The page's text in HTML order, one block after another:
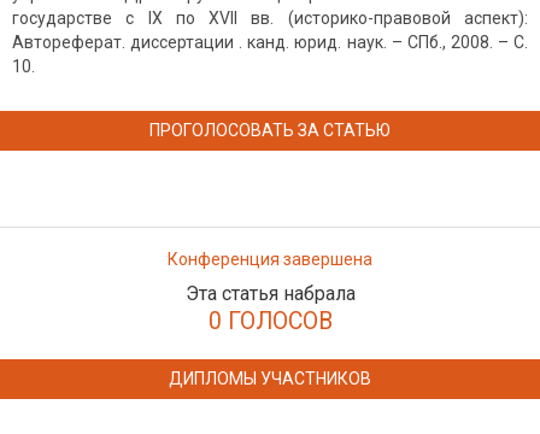
государстве с IX по XVII вв. (историко-правовой аспект):
Автореферат. диссертации . канд. юрид. наук. – СПб., 2008. – С.
10.
ПРОГОЛОСОВАТЬ ЗА СТАТЬЮ
Конференция завершена
Эта статья набрала
0 ГОЛОСОВ
ДИПЛОМЫ УЧАСТНИКОВ